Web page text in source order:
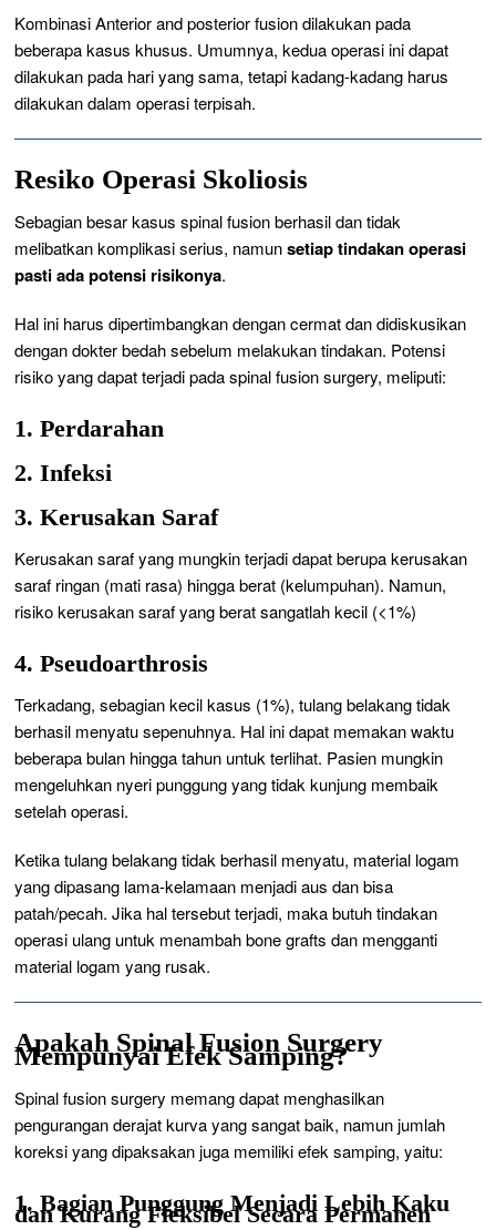
Kombinasi Anterior and posterior fusiondilakukan pada
beberapa kasus khusus. Umumnya, kedua operasi ini dapat
dilakukan pada hari yang sama, tetapi kadang-kadang harus
dilakukan dalam operasi terpisah.
Resiko Operasi Skoliosis
Sebagian besar kasusspinal fusionberhasil dan tidak
melibatkan komplikasi serius, namunsetiap tindakan operasi
pasti ada potensi risikonya.
Hal ini harus dipertimbangkan dengan cermat dan didiskusikan
dengan dokter bedah sebelum melakukan tindakan. Potensi
risiko yang dapat terjadi padaspinal fusion surgery, meliputi:
1. Perdarahan
2. Infeksi
3. Kerusakan Saraf
Kerusakan saraf yang mungkin terjadi dapat berupa kerusakan
saraf ringan (mati rasa) hingga berat (kelumpuhan). Namun,
risiko kerusakan saraf yang berat sangatlah kecil (<1%)
4. Pseudoarthrosis
Terkadang, sebagian kecil kasus (1%), tulang belakang tidak
berhasil menyatu sepenuhnya. Hal ini dapat memakan waktu
beberapa bulan hingga tahun untuk terlihat. Pasien mungkin
mengeluhkan nyeri punggung yang tidak kunjung membaik
setelah operasi.
Ketika tulang belakang tidak berhasil menyatu, material logam
yang dipasang lama-kelamaan menjadi aus dan bisa
patah/pecah. Jika hal tersebut terjadi, maka butuh tindakan
operasi ulang untuk menambahbone graftsdan mengganti
material logam yang rusak.
Apakah Spinal Fusion Surgery
Mempunyai Efek Samping?
Spinal fusion surgery memang dapat menghasilkan
pengurangan derajat kurva yang sangat baik, namun jumlah
koreksi yang dipaksakan juga memiliki efek samping, yaitu:
1. Bagian Punggung Menjadi Lebih Kaku
dan Kurang Fleksibel Secara Permanen